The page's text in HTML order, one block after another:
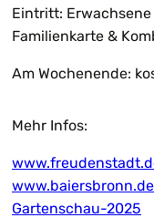
Eintritt:
Familienkarte &
Am Wochenende:
Mehr Infos:
www.baiersbronn.de
Gartenschau-2025